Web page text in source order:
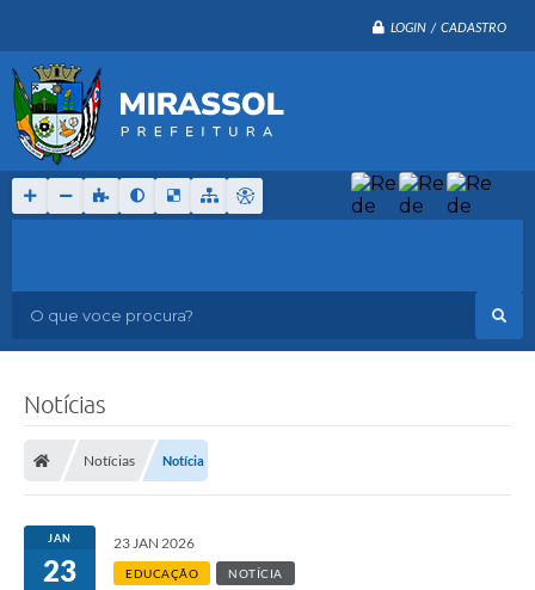
LOGIN / CADASTRO
O que voce procura?
Notícias
Notícias Notícia
JAN
23
23 JAN 2026
EDUCAÇÃO NOTÍCIA